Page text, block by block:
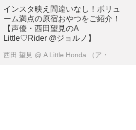
インスタ映え間違いなし！ボリュ
ーム満点の原宿おやつをご紹介！
【声優・西田望見のA
Little♡Rider @ジョルノ】
西田 望見 @ A Little Honda （ア・リトル・ホンダ）編集部